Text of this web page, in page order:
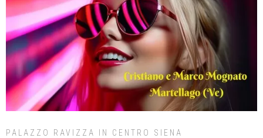
PALAZZO RAVIZZA IN CENTRO SIENA